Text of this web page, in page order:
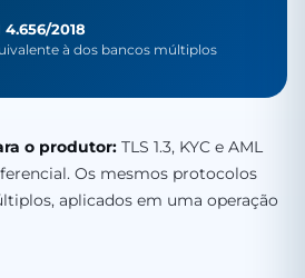
4.656/2018
à dos bancos múltiplos
o produtor: TLS 1.3, KYC e AML
Os mesmos protocolos
aplicados em uma operação